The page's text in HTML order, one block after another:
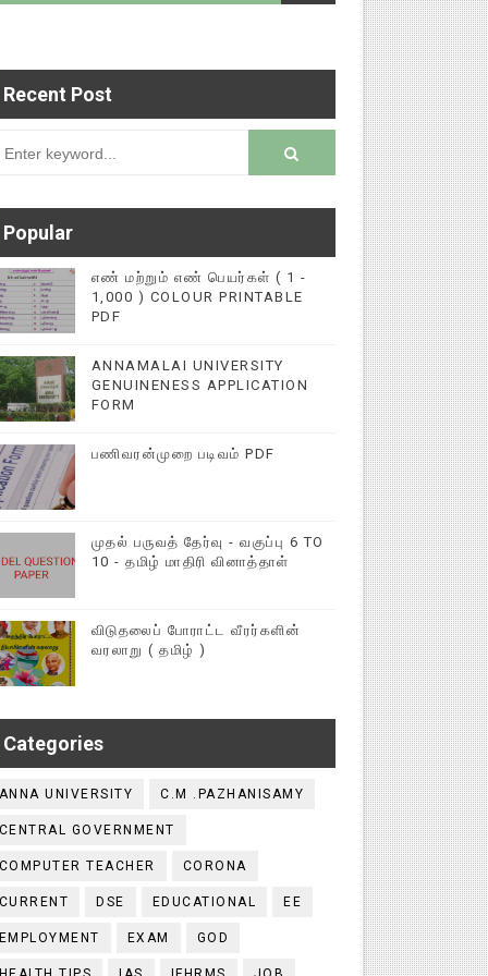
மின்னல் கல்விச் செய்தி இணையதளத்தில்
Recent Post
Popular
எண் மற்றும் எண் பெயர்கள் ( 1 -
1,000 ) COLOUR PRINTABLE
PDF
ANNAMALAI UNIVERSITY
GENUINENESS APPLICATION
FORM
பணிவரன்முறை படிவம் PDF
முதல் பருவத் தேர்வு - வகுப்பு 6 TO
10 - தமிழ் மாதிரி வினாத்தாள்
விடுதலைப் போராட்ட வீரர்களின்
வரலாறு ( தமிழ் )
Categories
ANNA UNIVERSITY C.M .PAZHANISAMY
CENTRAL GOVERNMENT
COMPUTER TEACHER CORONA
CURRENT DSE EDUCATIONAL EE
EMPLOYMENT EXAM GOD